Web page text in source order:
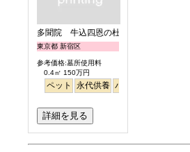
多聞院 牛込四恩の杜
東京都 新宿区
参考価格:墓所使用料
0.4㎡ 150万円
ペット 永代供養 バリアフリー
詳細を見る